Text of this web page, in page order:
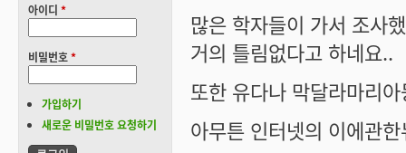
많은 학자들이 가서 조사
거의 틀림없다고 하네요..
또한 유다나 막달라마리
아무튼 인터넷의 이에관
아이디 *
비밀번호*
가입하기
새로운 비밀번호 요청하기